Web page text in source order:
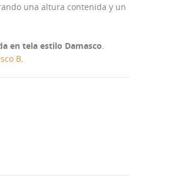
una altura contenida y un
en tela estilo Damasco.
B.